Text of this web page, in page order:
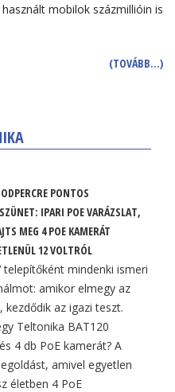
mobilok százmillióin is
(TOVÁBB…)
PONTOS
IPARI POE VARÁZSLAT,
MEG 4 POE KAMERÁT
12 VOLTRÓL
telepítőként mindenki ismeri
amikor elmegy az
kezdődik az igazi teszt.
Teltonika BAT120
4 db PoE kamerát? A
amivel egyetlen
életben 4 PoE